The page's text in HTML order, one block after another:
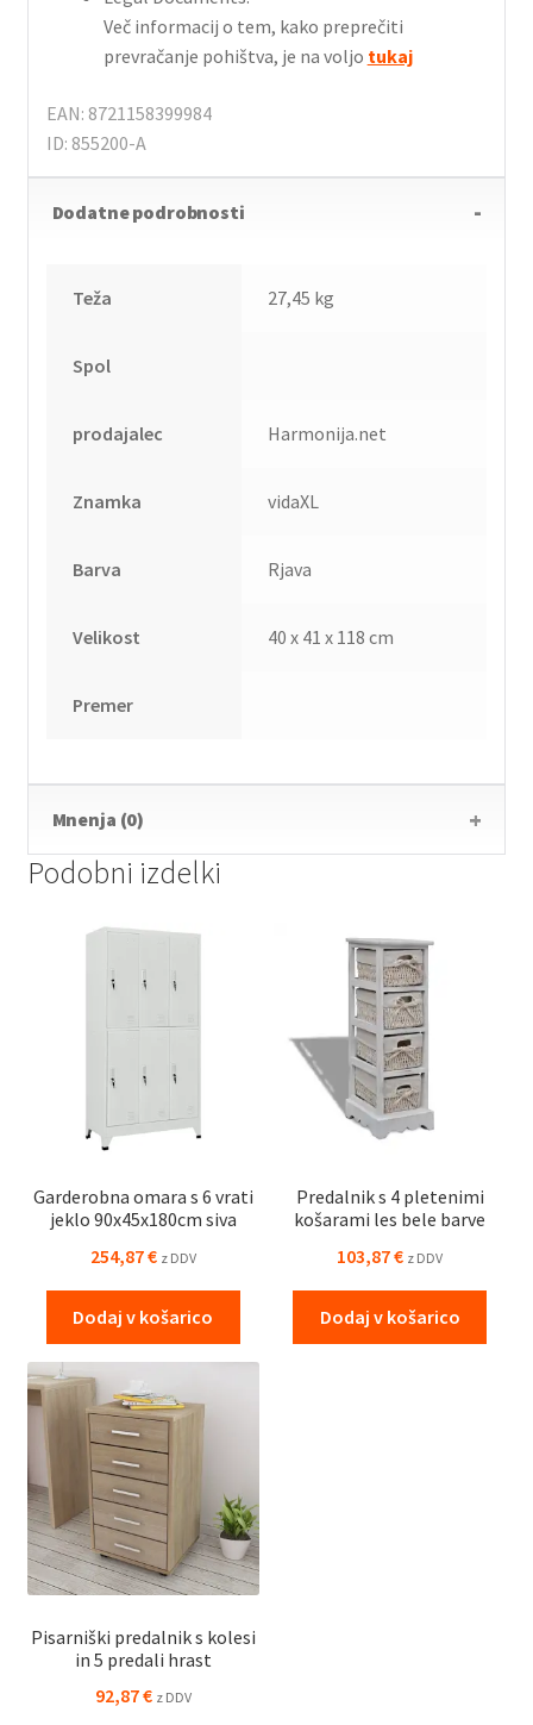
Več informacij o tem, kako preprečiti
prevračanje pohištva, je na voljo tukaj
EAN: 8721158399984
ID: 855200-A
Dodatne podrobnosti
Teža 27,45 kg
Spol
prodajalec Harmonija.net
Znamka vidaXL
Barva Rjava
Velikost 40 x 41 x 118 cm
Premer
Mnenja (0)
Podobni izdelki
Garderobna omara s 6 vrati
jeklo 90x45x180cm siva
254,87€ z DDV
Dodaj v košarico
Predalnik s 4 pletenimi
košarami les bele barve
103,87€ z DDV
Dodaj v košarico
Pisarniški predalnik s kolesi
in 5 predali hrast
92,87€ z DDV